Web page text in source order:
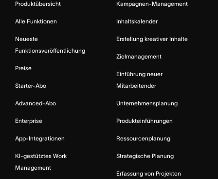
Produktübersicht
Alle Funktionen
Neueste
Funktionsveröffentlichung
Preise
Starter-Abo
Advanced-Abo
Enterprise
App-Integrationen
KI-gestütztes Work
Management
Kampagnen-Management
Inhaltskalender
Erstellung kreativer Inhalte
Zielmanagement
Einführung neuer
Mitarbeitender
Unternehmensplanung
Produkteinführungen
Ressourcenplanung
Strategische Planung
Erfassung von Projekten